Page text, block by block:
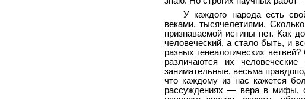
У каждого народа есть
веками, тысячелетиями.
признаваемой истины нет. Как
человеческий, а стало быть, и
разных генеалогических
различаются их
занимательные, весьма
что каждому из нас кажется
рассуждениях — вера в мифы,